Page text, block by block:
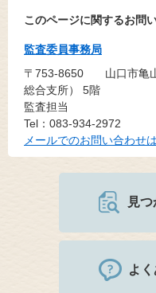
このページに関するお問
監査委員事務局
〒753-8650
山口市亀
総合支所） 5階
監査担当
Tel：083-934-2972
メールでのお問い合わせ
見
よ